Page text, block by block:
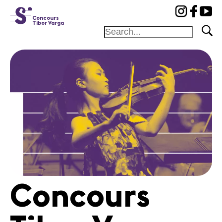
Concours
Tibor Varga
Académie
Concours
Amis et
Mécènes
Médiation
Jury
Programme
Concerts
Concours